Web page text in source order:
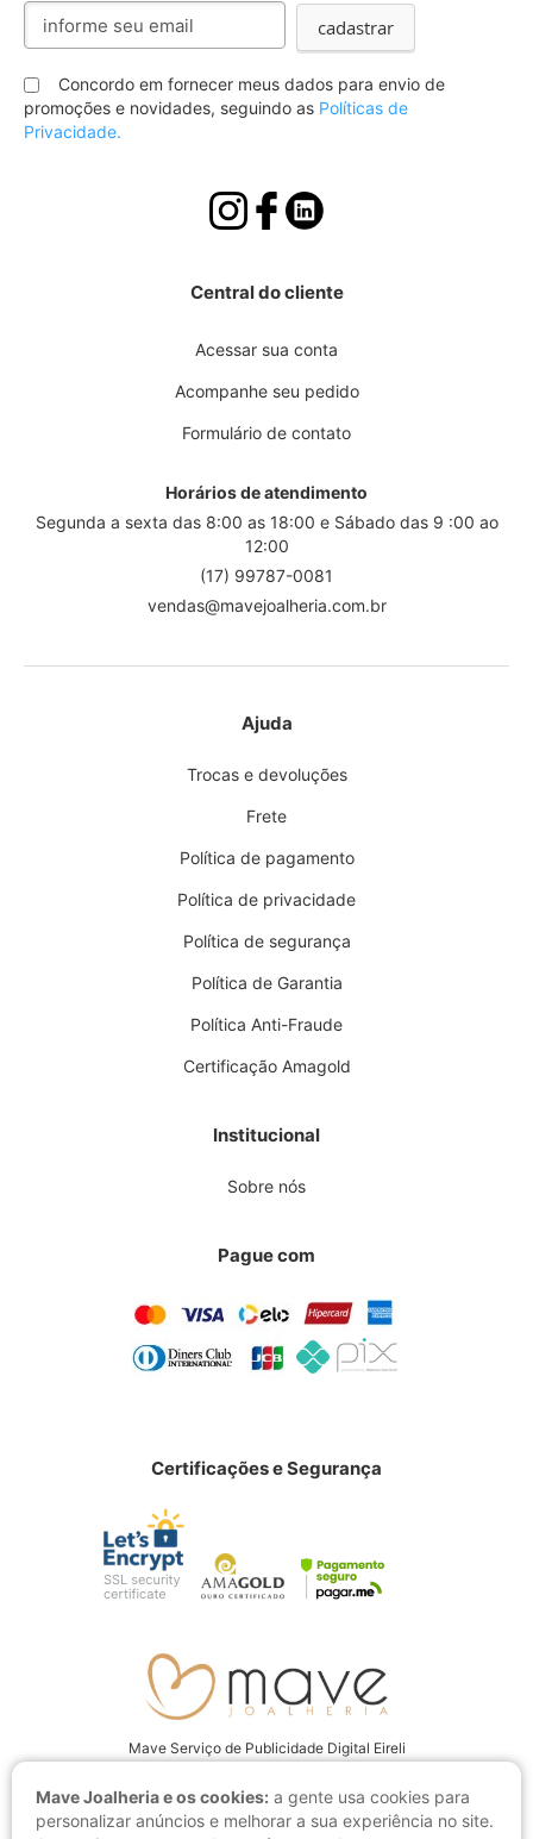
Mave Joalheria e os cookies: a gente usa cookies para
personalizar anúncios e melhorar a sua experiência no site.
Inscreva-
nossa
Newsletter:
cadastrar
Concordo em fornecer meus dados para envio de
promoções e novidades, seguindo as Políticas de
Privacidade.
Central do cliente
Acessar sua conta
Acompanhe seu pedido
Formulário de contato
Horários de atendimento
Segunda a sexta das 8:00 as 18:00 e Sábado das 9 :00 ao
12:00
(17) 99787-0081
vendas@mavejoalheria.com.br
Ajuda
Trocas e devoluções
Frete
Política de pagamento
Política de privacidade
Política de segurança
Política de Garantia
Política Anti-Fraude
Certificação Amagold
Institucional
Sobre nós
Pague com
Certificações e Segurança
Mave Serviço de Publicidade Digital Eireli
Av. Juscelino Kubitschek, 4001 CEP: 15093-280, São José do Rio Preto
- SP